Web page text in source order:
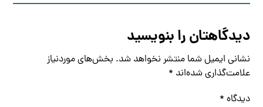
دیدگاهتان را بنویسید
نشانی ایمیل شما منتشر نخواهد شد. بخش‌های موردنیاز
علامت‌گذاری شده‌اند *
دیدگاه *